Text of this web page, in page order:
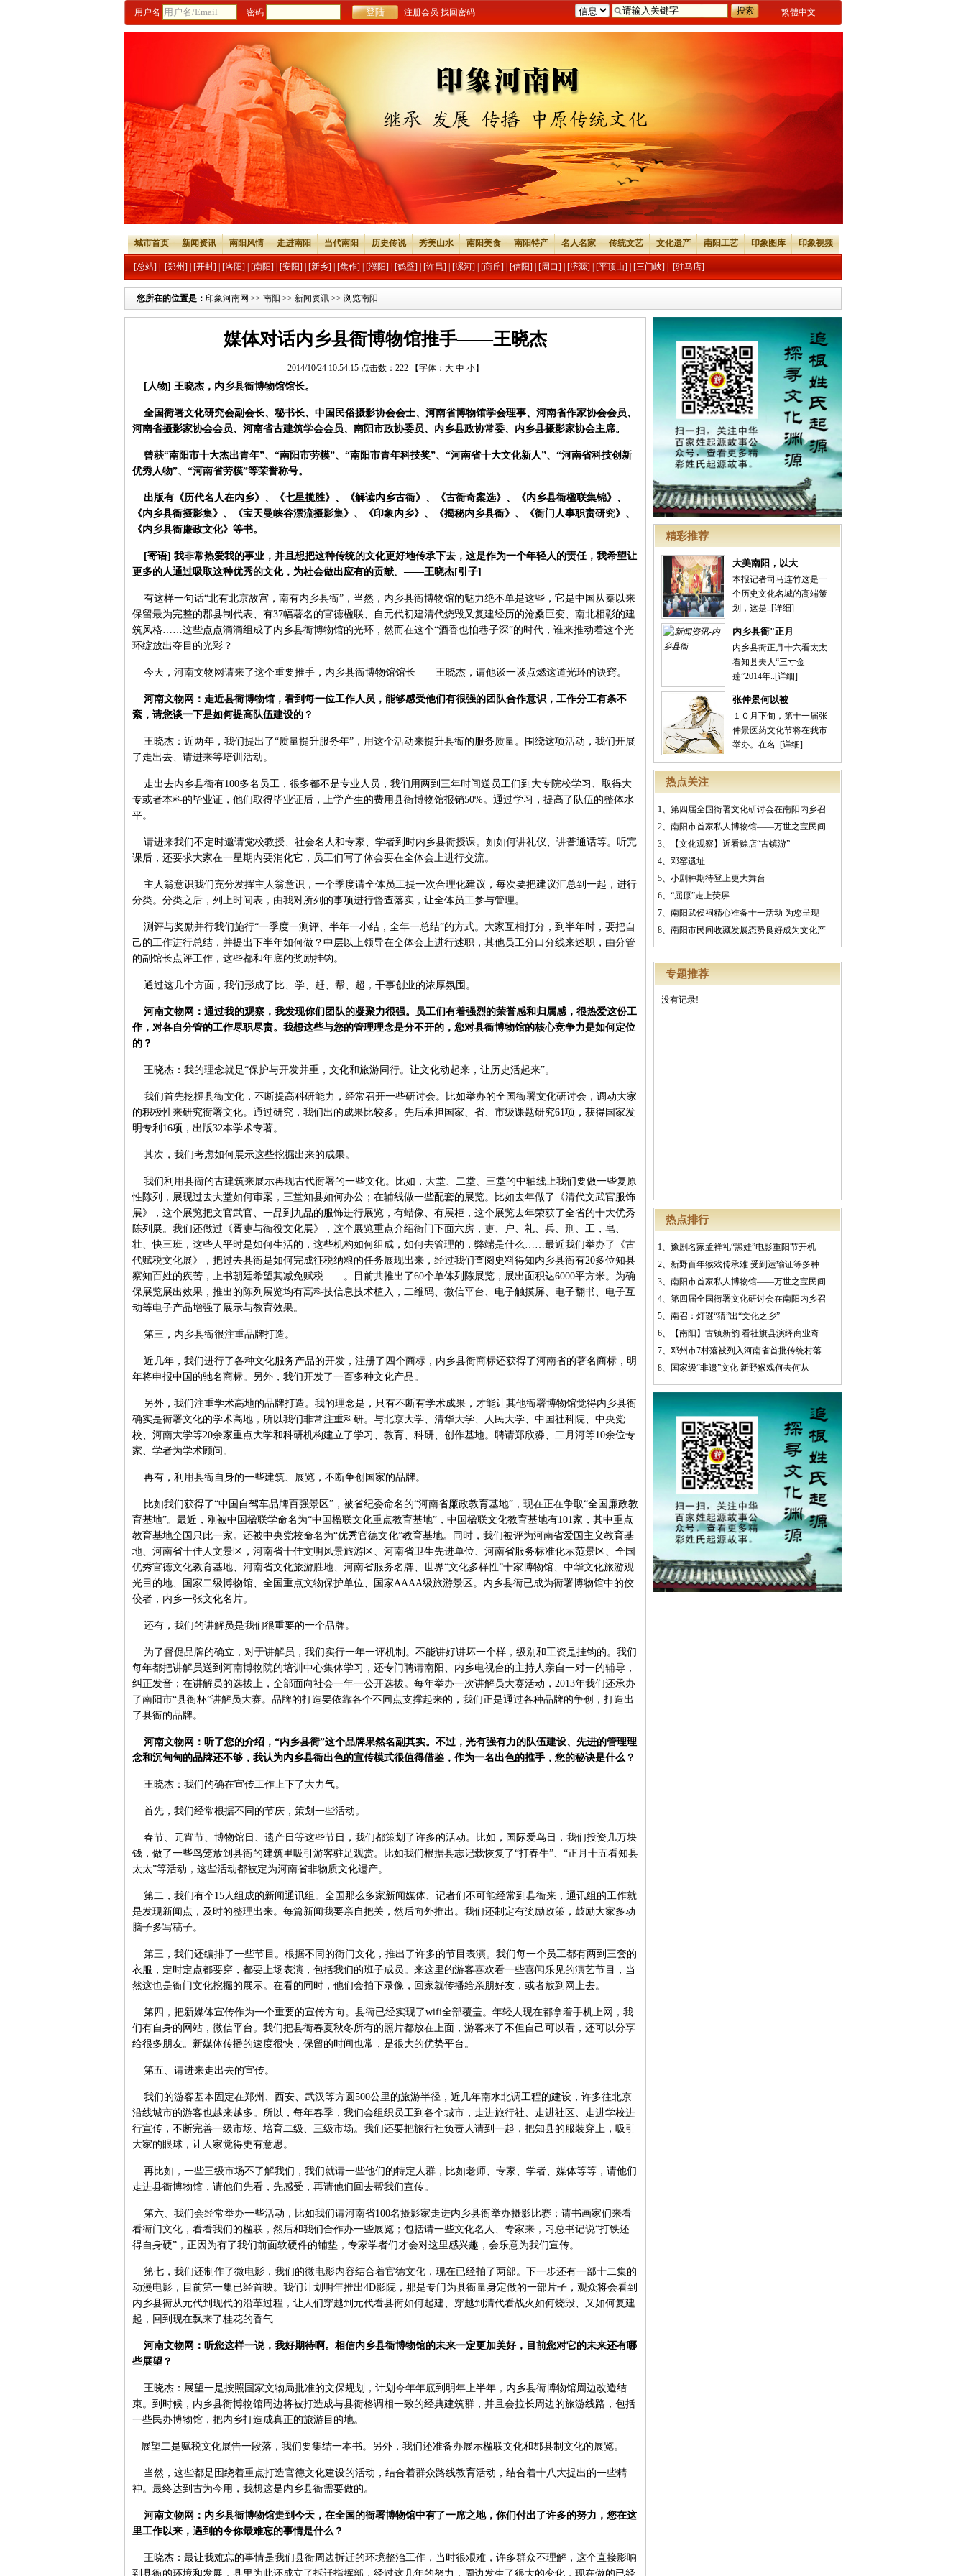
繁體中文
用户名 密码 注册会员 找回密码
城市首页 新闻资讯 南阳风情 走进南阳 当代南阳 历史传说 秀美山水 南阳美食 南阳特产 名人名家 传统文艺 文化遗产 南阳工艺 印象图库 印象视频
[总站] [郑州] [开封] [洛阳] [南阳] [安阳] [新乡] [焦作] [濮阳] [鹤壁] [许昌] [漯河] [商丘] [信阳] [周口] [济源] [平顶山] [三门峡] [驻马店]
您所在的位置是： 印象河南网 >> 南阳 >> 新闻资讯 >> 浏览南阳
精彩推荐
大美南阳，以大
本报记者司马连竹这是一
个历史文化名城的高端策
划，这是..[详细]
内乡县衙"正月
内乡县衙正月十六看太太
看知县夫人“三寸金
莲”2014年..[详细]
张仲景何以被
１０月下旬，第十一届张
仲景医药文化节将在我市
举办。在名..[详细]
热点关注
1、 第四届全国衙署文化研讨会在南阳内乡召
2、 南阳市首家私人博物馆——万世之宝民间
3、
【文化观察】近看赊店“古镇游”
4、 邓窑遗址
5、 小剧种期待登上更大舞台
6、 “屈原”走上荧屏
7、 南阳武侯祠精心准备十一活动 为您呈现
8、 南阳市民间收藏发展态势良好成为文化产
专题推荐
没有记录!
热点排行
1、 豫剧名家孟祥礼“黑娃”电影重阳节开机
2、 新野百年猴戏传承难 受到运输证等多种
3、 南阳市首家私人博物馆——万世之宝民间
4、 第四届全国衙署文化研讨会在南阳内乡召
5、 南召：灯谜“猜”出“文化之乡”
6、
【南阳】古镇新韵 看社旗县演绎商业奇
7、 邓州市7村落被列入河南省首批传统村落
8、
国家级“非遗”文化 新野猴戏何去何从
媒体对话内乡县衙博物馆推手——王晓杰
2014/10/24 10:54:15 点击数： 222 【字体： 大 中 小】
[人物] 王晓杰，内乡县衙博物馆馆长。
全国衙署文化研究会副会长、秘书长、中国民俗摄影协会会士、河南省博物馆学会理事、河南省作家协会会员、
河南省摄影家协会会员、河南省古建筑学会会员、南阳市政协委员、内乡县政协常委、内乡县摄影家协会主席。
曾获“南阳市十大杰出青年”、“南阳市劳模”、“南阳市青年科技奖”、“河南省十大文化新人”、“河南省科技创新
优秀人物”、“河南省劳模”等荣誉称号。
出版有《历代名人在内乡》、《七星揽胜》、《解读内乡古衙》、《古衙奇案选》、《内乡县衙楹联集锦》、
《内乡县衙摄影集》、《宝天曼峡谷漂流摄影集》、《印象内乡》、《揭秘内乡县衙》、《衙门人事职责研究》、
《内乡县衙廉政文化》等书。
[寄语] 我非常热爱我的事业，并且想把这种传统的文化更好地传承下去，这是作为一个年轻人的责任，我希望让
更多的人通过吸取这种优秀的文化，为社会做出应有的贡献。——王晓杰[引子]
有这样一句话“北有北京故宫，南有内乡县衙”，当然，内乡县衙博物馆的魅力绝不单是这些，它是中国从秦以来
保留最为完整的郡县制代表、有37幅著名的官德楹联、自元代初建清代烧毁又复建经历的沧桑巨变、南北相彰的建
筑风格……这些点点滴滴组成了内乡县衙博物馆的光环，然而在这个“酒香也怕巷子深”的时代，谁来推动着这个光
环绽放出夺目的光彩？
今天，河南文物网请来了这个重要推手，内乡县衙博物馆馆长——王晓杰，请他谈一谈点燃这道光环的诀窍。
河南文物网：走近县衙博物馆，看到每一位工作人员，能够感受他们有很强的团队合作意识，工作分工有条不
紊，请您谈一下是如何提高队伍建设的？
王晓杰：近两年，我们提出了“质量提升服务年”，用这个活动来提升县衙的服务质量。围绕这项活动，我们开展
了走出去、请进来等培训活动。
走出去内乡县衙有100多名员工，很多都不是专业人员，我们用两到三年时间送员工们到大专院校学习、取得大
专或者本科的毕业证，他们取得毕业证后，上学产生的费用县衙博物馆报销50%。通过学习，提高了队伍的整体水
平。
请进来我们不定时邀请党校教授、社会名人和专家、学者到时内乡县衙授课。如如何讲礼仪、讲普通话等。听完
课后，还要求大家在一星期内要消化它，员工们写了体会要在全体会上进行交流。
主人翁意识我们充分发挥主人翁意识，一个季度请全体员工提一次合理化建议，每次要把建议汇总到一起，进行
分类。分类之后，列上时间表，由我对所列的事项进行督查落实，让全体员工参与管理。
测评与奖励并行我们施行“一季度一测评、半年一小结，全年一总结”的方式。大家互相打分，到半年时，要把自
己的工作进行总结，并提出下半年如何做？中层以上领导在全体会上进行述职，其他员工分口分线来述职，由分管
的副馆长点评工作，这些都和年底的奖励挂钩。
通过这几个方面，我们形成了比、学、赶、帮、超，干事创业的浓厚氛围。
河南文物网：通过我的观察，我发现你们团队的凝聚力很强。员工们有着强烈的荣誉感和归属感，很热爱这份工
作，对各自分管的工作尽职尽责。我想这些与您的管理理念是分不开的，您对县衙博物馆的核心竞争力是如何定位
的？
王晓杰：我的理念就是“保护与开发并重，文化和旅游同行。让文化动起来，让历史活起来”。
我们首先挖掘县衙文化，不断提高科研能力，经常召开一些研讨会。比如举办的全国衙署文化研讨会，调动大家
的积极性来研究衙署文化。通过研究，我们出的成果比较多。先后承担国家、省、市级课题研究61项，获得国家发
明专利16项，出版32本学术专著。
其次，我们考虑如何展示这些挖掘出来的成果。
我们利用县衙的古建筑来展示再现古代衙署的一些文化。比如，大堂、二堂、三堂的中轴线上我们要做一些复原
性陈列，展现过去大堂如何审案，三堂知县如何办公；在辅线做一些配套的展览。比如去年做了《清代文武官服饰
展》，这个展览把文官武官、一品到九品的服饰进行展览，有蜡像、有展柜，这个展览去年荣获了全省的十大优秀
陈列展。我们还做过《胥吏与衙役文化展》，这个展览重点介绍衙门下面六房，吏、户、礼、兵、刑、工，皂、
壮、快三班，这些人平时是如何生活的，这些机构如何组成，如何去管理的，弊端是什么……最近我们举办了《古
代赋税文化展》，把过去县衙是如何完成征税纳粮的任务展现出来，经过我们查阅史料得知内乡县衙有20多位知县
察知百姓的疾苦，上书朝廷希望其减免赋税……。目前共推出了60个单体列陈展览，展出面积达6000平方米。为确
保展览展出效果，推出的陈列展览均有高科技信息技术植入，二维码、微信平台、电子触摸屏、电子翻书、电子互
动等电子产品增强了展示与教育效果。
第三，内乡县衙很注重品牌打造。
近几年，我们进行了各种文化服务产品的开发，注册了四个商标，内乡县衙商标还获得了河南省的著名商标，明
年将申报中国的驰名商标。另外，我们开发了一百多种文化产品。
另外，我们注重学术高地的品牌打造。我的理念是，只有不断有学术成果，才能让其他衙署博物馆觉得内乡县衙
确实是衙署文化的学术高地，所以我们非常注重科研。与北京大学、清华大学、人民大学、中国社科院、中央党
校、河南大学等20余家重点大学和科研机构建立了学习、教育、科研、创作基地。聘请郑欣淼、二月河等10余位专
家、学者为学术顾问。
再有，利用县衙自身的一些建筑、展览，不断争创国家的品牌。
比如我们获得了“中国自驾车品牌百强景区”，被省纪委命名的“河南省廉政教育基地”，现在正在争取“全国廉政教
育基地”。最近，刚被中国楹联学命名为“中国楹联文化重点教育基地”，中国楹联文化教育基地有101家，其中重点
教育基地全国只此一家。还被中央党校命名为“优秀官德文化”教育基地。同时，我们被评为河南省爱国主义教育基
地、河南省十佳人文景区，河南省十佳文明风景旅游区、河南省卫生先进单位、河南省服务标准化示范景区、全国
优秀官德文化教育基地、河南省文化旅游胜地、河南省服务名牌、世界“文化多样性”十家博物馆、中华文化旅游观
光目的地、国家二级博物馆、全国重点文物保护单位、国家AAAA级旅游景区。内乡县衙已成为衙署博物馆中的佼
佼者，内乡一张文化名片。
还有，我们的讲解员是我们很重要的一个品牌。
为了督促品牌的确立，对于讲解员，我们实行一年一评机制。不能讲好讲坏一个样，级别和工资是挂钩的。我们
每年都把讲解员送到河南博物院的培训中心集体学习，还专门聘请南阳、内乡电视台的主持人亲自一对一的辅导，
纠正发音；在讲解员的选拔上，全部面向社会一年一公开选拔。每年举办一次讲解员大赛活动，2013年我们还承办
了南阳市“县衙杯”讲解员大赛。品牌的打造要依靠各个不同点支撑起来的，我们正是通过各种品牌的争创，打造出
了县衙的品牌。
河南文物网：听了您的介绍，“内乡县衙”这个品牌果然名副其实。不过，光有强有力的队伍建设、先进的管理理
念和沉甸甸的品牌还不够，我认为内乡县衙出色的宣传模式很值得借鉴，作为一名出色的推手，您的秘诀是什么？
王晓杰：我们的确在宣传工作上下了大力气。
首先，我们经常根据不同的节庆，策划一些活动。
春节、元宵节、博物馆日、遗产日等这些节日，我们都策划了许多的活动。比如，国际爱鸟日，我们投资几万块
钱，做了一些鸟笼放到县衙的建筑里吸引游客驻足观赏。比如我们根据县志记载恢复了“打春牛”、“正月十五看知县
太太”等活动，这些活动都被定为河南省非物质文化遗产。
第二，我们有个15人组成的新闻通讯组。全国那么多家新闻媒体、记者们不可能经常到县衙来，通讯组的工作就
是发现新闻点，及时的整理出来。每篇新闻我要亲自把关，然后向外推出。我们还制定有奖励政策，鼓励大家多动
脑子多写稿子。
第三，我们还编排了一些节目。根据不同的衙门文化，推出了许多的节目表演。我们每一个员工都有两到三套的
衣服，定时定点都要穿，都要上场表演，包括我们的班子成员。来这里的游客喜欢看一些喜闻乐见的演艺节目，当
然这也是衙门文化挖掘的展示。在看的同时，他们会拍下录像，回家就传播给亲朋好友，或者放到网上去。
第四，把新媒体宣传作为一个重要的宣传方向。县衙已经实现了wifi全部覆盖。年轻人现在都拿着手机上网，我
们有自身的网站，微信平台。我们把县衙春夏秋冬所有的照片都放在上面，游客来了不但自己可以看，还可以分享
给很多朋友。新媒体传播的速度很快，保留的时间也常，是很大的优势平台。
第五、请进来走出去的宣传。
我们的游客基本固定在郑州、西安、武汉等方圆500公里的旅游半径，近几年南水北调工程的建设，许多往北京
沿线城市的游客也越来越多。所以，每年春季，我们会组织员工到各个城市，走进旅行社、走进社区、走进学校进
行宣传，不断完善一级市场、培育二级、三级市场。我们还要把旅行社负责人请到一起，把知县的服装穿上，吸引
大家的眼球，让人家觉得更有意思。
再比如，一些三级市场不了解我们，我们就请一些他们的特定人群，比如老师、专家、学者、媒体等等，请他们
走进县衙博物馆，请他们先看，先感受，再请他们回去帮我们宣传。
第六、我们会经常举办一些活动，比如我们请河南省100名摄影家走进内乡县衙举办摄影比赛；请书画家们来看
看衙门文化，看看我们的楹联，然后和我们合作办一些展览；包括请一些文化名人、专家来，习总书记说“打铁还
得自身硬”，正因为有了我们前面软硬件的铺垫，专家学者们才会对这里感兴趣，会乐意为我们宣传。
第七，我们还制作了微电影，我们的微电影内容结合着官德文化，现在已经拍了两部。下一步还有一部十二集的
动漫电影，目前第一集已经首映。我们计划明年推出4D影院，那是专门为县衙量身定做的一部片子，观众将会看到
内乡县衙从元代到现代的沿革过程，让人们穿越到元代看县衙如何起建、穿越到清代看战火如何烧毁、又如何复建
起，回到现在飘来了桂花的香气……
河南文物网：听您这样一说，我好期待啊。相信内乡县衙博物馆的未来一定更加美好，目前您对它的未来还有哪
些展望？
王晓杰：展望一是按照国家文物局批准的文保规划，计划今年年底到明年上半年，内乡县衙博物馆周边改造结
束。到时候，内乡县衙博物馆周边将被打造成与县衙格调相一致的经典建筑群，并且会拉长周边的旅游线路，包括
一些民办博物馆，把内乡打造成真正的旅游目的地。
展望二是赋税文化展告一段落，我们要集结一本书。另外，我们还准备办展示楹联文化和郡县制文化的展览。
当然，这些都是围绕着重点打造官德文化建设的活动，结合着群众路线教育活动，结合着十八大提出的一些精
神。最终达到古为今用，我想这是内乡县衙需要做的。
河南文物网：内乡县衙博物馆走到今天，在全国的衙署博物馆中有了一席之地，你们付出了许多的努力，您在这
里工作以来，遇到的令你最难忘的事情是什么？
王晓杰：最让我难忘的事情是我们县衙周边拆迁的环境整治工作，当时很艰难，许多群众不理解，这个直接影响
到县衙的环境和发展，县里为此还成立了拆迁指挥部，经过这几年的努力，周边发生了很大的变化，现在做的已经